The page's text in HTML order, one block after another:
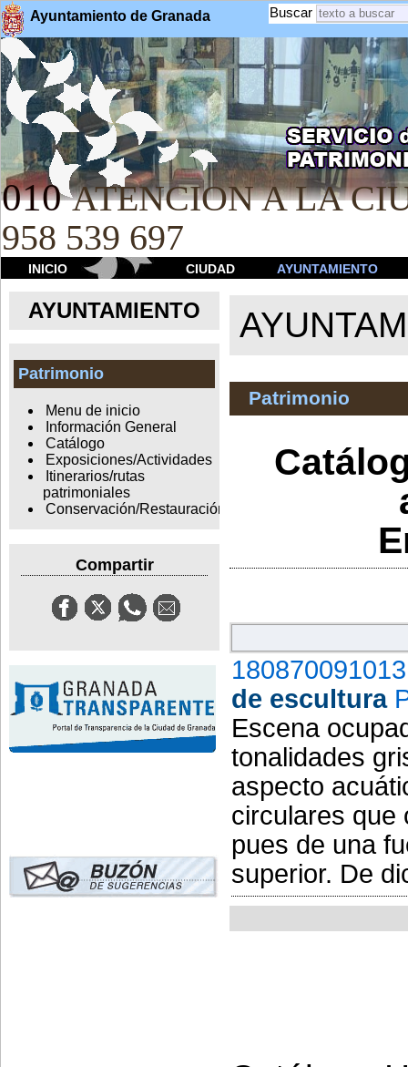
Ayuntamiento de Granada Buscar
010 ATENCION A LA
958 539 697
INICIO CIUDAD AYUNTAMIENTO
AYUNTAMIENTO
Patrimonio
Menu de inicio
Información General
Catálogo
Exposiciones/Actividades
Itinerarios/rutas
patrimoniales
Conservación/Restauración
Compartir
Patrimonio
de escultura
Escena
tonalidades
aspecto
circulares que
pues de una
superior. De